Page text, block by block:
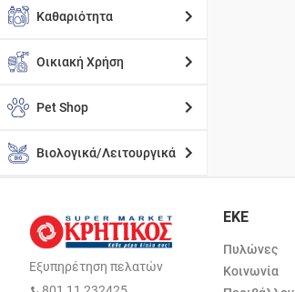
Καθαριότητα
Οικιακή Χρήση
Pet Shop
Βιολογικά/Λειτουργικά
Εξυπηρέτηση πελατών
ΕΚΕ
Πυλώνες
Κοινωνία